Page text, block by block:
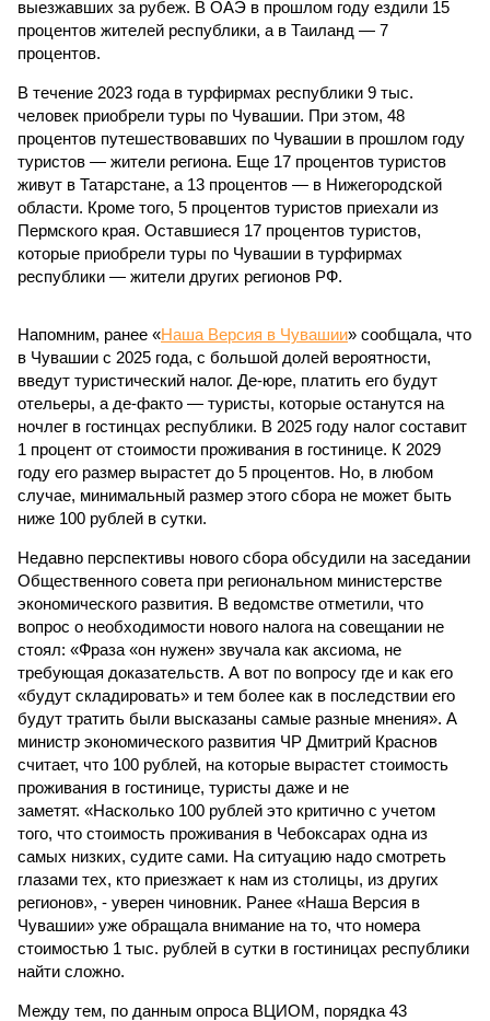
выезжавших за рубеж. В ОАЭ в прошлом году ездили 15
процентов жителей республики, а в Таиланд — 7
процентов.
В течение 2023 года в турфирмах республики 9 тыс.
человек приобрели туры по Чувашии. При этом, 48
процентов путешествовавших по Чувашии в прошлом году
туристов — жители региона. Еще 17 процентов туристов
живут в Татарстане, а 13 процентов — в Нижегородской
области. Кроме того, 5 процентов туристов приехали из
Пермского края. Оставшиеся 17 процентов туристов,
которые приобрели туры по Чувашии в турфирмах
республики — жители других регионов РФ.
Напомним, ранее «Наша Версия в Чувашии» сообщала, что
в Чувашии с 2025 года, с большой долей вероятности,
введут туристический налог. Де-юре, платить его будут
отельеры, а де-факто — туристы, которые останутся на
ночлег в гостинцах республики. В 2025 году налог составит
1 процент от стоимости проживания в гостинице. К 2029
году его размер вырастет до 5 процентов. Но, в любом
случае, минимальный размер этого сбора не может быть
ниже 100 рублей в сутки.
Недавно перспективы нового сбора обсудили на заседании
Общественного совета при региональном министерстве
экономического развития. В ведомстве отметили, что
вопрос о необходимости нового налога на совещании не
стоял: «Фраза «он нужен» звучала как аксиома, не
требующая доказательств. А вот по вопросу где и как его
«будут складировать» и тем более как в последствии его
будут тратить были высказаны самые разные мнения». А
министр экономического развития ЧР Дмитрий Краснов
считает, что 100 рублей, на которые вырастет стоимость
проживания в гостинице, туристы даже и не
заметят. «Насколько 100 рублей это критично с учетом
того, что стоимость проживания в Чебоксарах одна из
самых низких, судите сами. На ситуацию надо смотреть
глазами тех, кто приезжает к нам из столицы, из других
регионов», - уверен чиновник. Ранее «Наша Версия в
Чувашии» уже обращала внимание на то, что номера
стоимостью 1 тыс. рублей в сутки в гостиницах республики
найти сложно.
Между тем, по данным опроса ВЦИОМ, порядка 43